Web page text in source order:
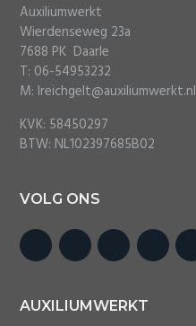
Auxiliumwerkt
Wierdenseweg 23a
7688 PK Daarle
T: 06-54953232
M: lreichgelt@auxiliumwerkt.nl
KVK: 58450297
BTW: NL102397685B02
VOLG ONS
AUXILIUMWERKT